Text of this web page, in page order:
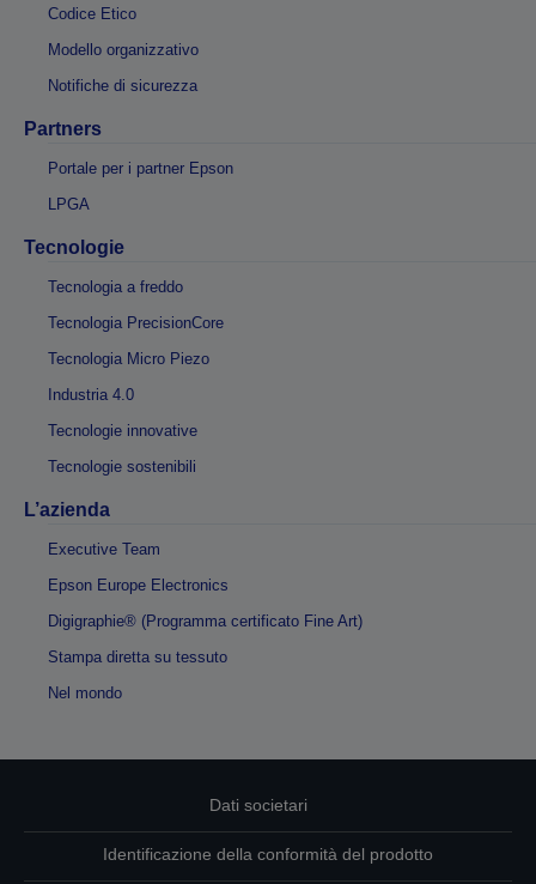
Codice Etico
Modello organizzativo
Notifiche di sicurezza
Partners
Portale per i partner Epson
LPGA
Tecnologie
Tecnologia a freddo
Tecnologia PrecisionCore
Tecnologia Micro Piezo
Industria 4.0
Tecnologie innovative
Tecnologie sostenibili
L’azienda
Executive Team
Epson Europe Electronics
Digigraphie® (Programma certificato Fine Art)
Stampa diretta su tessuto
Nel mondo
Dati societari
Identificazione della conformità del prodotto